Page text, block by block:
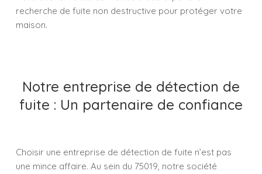
recherche de fuite non destructive pour protéger votre
maison.
Notre entreprise de détection de
fuite : Un partenaire de confiance
Choisir une entreprise de détection de fuite n’est pas
une mince affaire. Au sein du 75019, notre société